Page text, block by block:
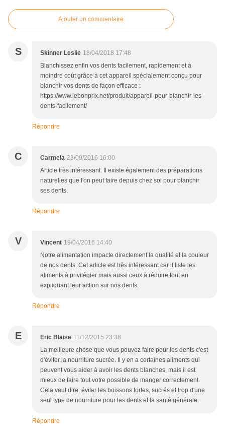
Ajouter un commentaire
S Skinner Leslie 18/04/2018 17:48
Blanchissez enfin vos dents facilement, rapidement et à
moindre coût grâce à cet appareil spécialement conçu pour
blanchir vos dents de façon efficace :
https://www.lebonprix.net/produit/appareil-pour-blanchir-les-
dents-facilement/
Répondre
C Carmela 23/09/2016 16:00
Article très intéressant. Il existe également des préparations
naturelles que l'on peut faire depuis chez soi pour blanchir
ses dents.
Répondre
V Vincent 19/04/2016 14:40
Notre alimentation impacte directement la qualité et la couleur
de nos dents. Cet article est très intéressant car il liste les
aliments à privilégier mais aussi ceux à réduire tout en
expliquant leur action sur nos dents.
Répondre
E Eric Blaise 11/12/2015 23:38
La meilleure chose que vous pouvez faire pour les dents c'est
d'éviter la nourriture sucrée. Il y en a certaines aliments qui
peuvent vous aider à avoir les dents blanches, mais il est
mieux de faire tout votre possible de manger correctement.
Cela veut dire, éviter les boissons fortes, sucrés et trop d'une
seul type de nourriture pour les dents et la santé générale.
Répondre